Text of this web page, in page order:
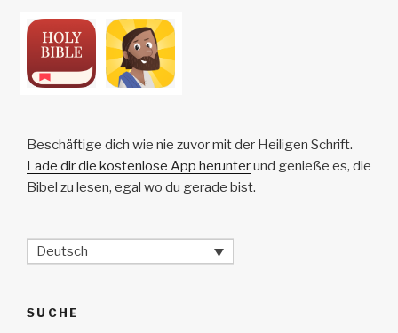
Beschäftige dich wie nie zuvor mit der Heiligen Schrift.
Lade dir die kostenlose App herunterund genieße es, die
Bibel zu lesen, egal wo du gerade bist.
Deutsch
SUCHE